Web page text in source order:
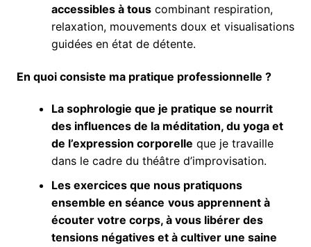
accessibles à touscombinant respiration,
relaxation, mouvements doux et visualisations
guidées en état de détente.
En quoi consiste ma pratique professionnelle ?
La sophrologie que je pratique se nourrit
des influences de la méditation, du yoga et
de l’expression corporelle que je travaille
dans le cadre du théâtre d’improvisation.
Les exercices que nous pratiquons
ensemble en séance vous apprennent à
écouter votre corps, à vous libérer des
tensions négatives et à cultiver une saine